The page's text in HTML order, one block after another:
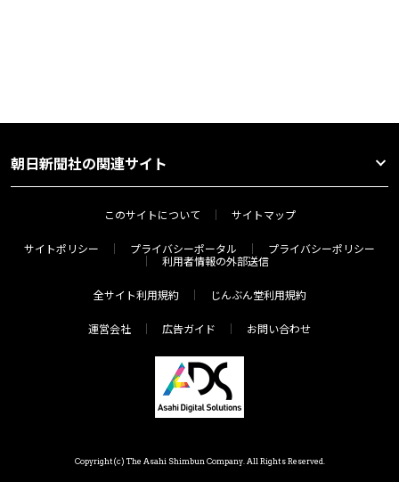
朝日新聞社の関連サイト
このサイトについて サイトマップ
サイトポリシー プライバシーポータル
プライバシーポリシー
利用者情報の外部送信
全サイト利用規約 じんぶん堂利用規約
運営会社 広告ガイド お問い合わせ
Copyright(c) The Asahi Shimbun Company. All Rights Reserved.